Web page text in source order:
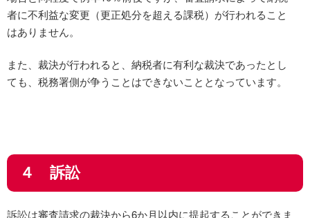
者に不利益な変更（更正処分を超える課税）が行われること
はありません。
また、裁決が行われると、納税者に有利な裁決であったとし
ても、税務署側が争うことはできないこととなっています。
４ 訴訟
訴訟は審査請求の裁決から6か月以内に提起することができま